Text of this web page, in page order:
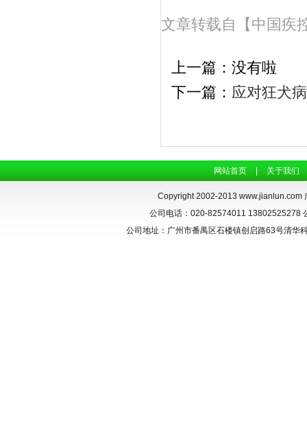
文章转载自【中国疾
上一篇：没有啦
下一篇： 应对狂犬
网站首页 关于我们
Copyright 2002-2013 www.jianlun.com
公司电话：020-82574011 13802525278
公司地址：广州市番禺区石楼镇创启路63号清华